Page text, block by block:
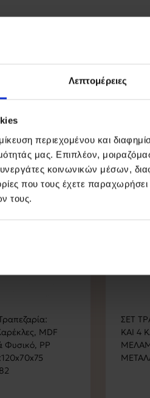
Λεπτομέρειες
περιεχομένου και
μας. Επιπλέον,
κοινωνικών μέσων,
που τους έχετε παραχωρήσει
τους.
MDF
Φυσικό, PP
-15%
ΣΕΤ
ΚΑΙ 4